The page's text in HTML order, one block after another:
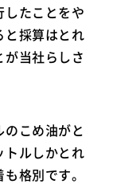
たことをや
と採算はとれ
当社らしさ
のこめ油がと
トルしかとれ
格別です。